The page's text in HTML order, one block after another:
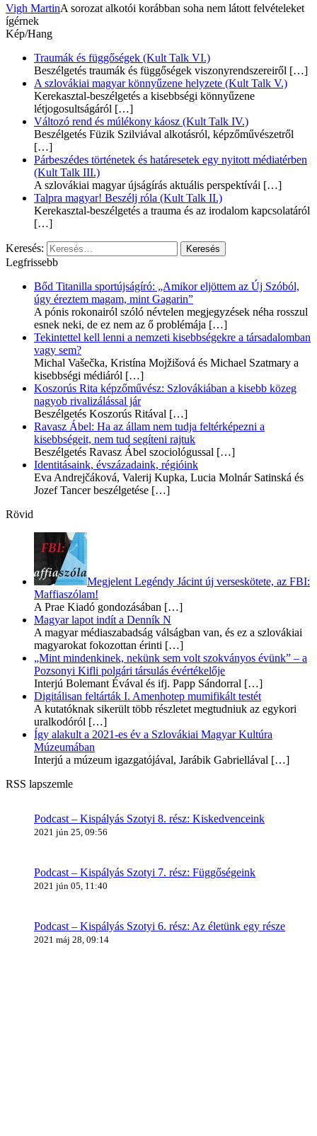
Vigh MartinA sorozat alkotói korábban soha nem látott felvételeket
ígérnek
Kép/Hang
Traumák és függőségek (Kult Talk VI.)
Beszélgetés traumák és függőségek viszonyrendszereiről […]
A szlovákiai magyar könnyűzene helyzete (Kult Talk V.)
Kerekasztal-beszélgetés a kisebbségi könnyűzene
létjogosultságáról […]
Változó rend és múlékony káosz (Kult Talk IV.)
Beszélgetés Füzik Szilviával alkotásról, képzőművészetről
[…]
Párbeszédes történetek és határesetek egy nyitott médiatérben
(Kult Talk III.)
A szlovákiai magyar újságírás aktuális perspektívái […]
Talpra magyar! Beszélj róla (Kult Talk II.)
Kerekasztal-beszélgetés a trauma és az irodalom kapcsolatáról
[…]
Keresés:
Legfrissebb
Bőd Titanilla sportújságíró: „Amikor eljöttem az Új Szóból,
úgy éreztem magam, mint Gagarin”
A pónis rokonairól szóló névtelen megjegyzések néha rosszul
esnek neki, de ez nem az ő problémája […]
Tekintettel kell lenni a nemzeti kisebbségekre a társadalomban
vagy sem?
Michal Vašečka, Kristína Mojžišová és Michael Szatmary a
kisebbségi médiáról […]
Koszorús Rita képzőművész: Szlovákiában a kisebb közeg
nagyob rivalizálással jár
Beszélgetés Koszorús Ritával […]
Ravasz Ábel: Ha az állam nem tudja feltérképezni a
kisebbségeit, nem tud segíteni rajtuk
Beszélgetés Ravasz Ábel szociológussal […]
Identitásaink, évszázadaink, régióink
Eva Andrejčáková, Valerij Kupka, Lucia Molnár Satinská és
Jozef Tancer beszélgetése […]
Rövid
Megjelent Legéndy Jácint új verseskötete, az FBI:
Maffiaszólam!
A Prae Kiadó gondozásában […]
Magyar lapot indít a Denník N
A magyar médiaszabadság válságban van, és ez a szlovákiai
magyarokat fokozottan érinti […]
„Mint mindenkinek, nekünk sem volt szokványos évünk” – a
Pozsonyi Kifli polgári társulás évértékelője
Interjú Bolemant Évával és ifj. Papp Sándorral […]
Digitálisan feltárták I. Amenhotep mumifikált testét
A kutatóknak sikerült több részletet megtudniuk az egykori
uralkodóról […]
Így alakult a 2021-es év a Szlovákiai Magyar Kultúra
Múzeumában
Interjú a múzeum igazgatójával, Jarábik Gabriellával […]
RSS lapszemle
Podcast – Kispályás Szotyi 8. rész: Kiskedvenceink
2021 jún 25, 09:56
Podcast – Kispályás Szotyi 7. rész: Függőségeink
2021 jún 05, 11:40
Podcast – Kispályás Szotyi 6. rész: Az életünk egy része
2021 máj 28, 09:14